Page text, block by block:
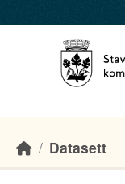
Datasett